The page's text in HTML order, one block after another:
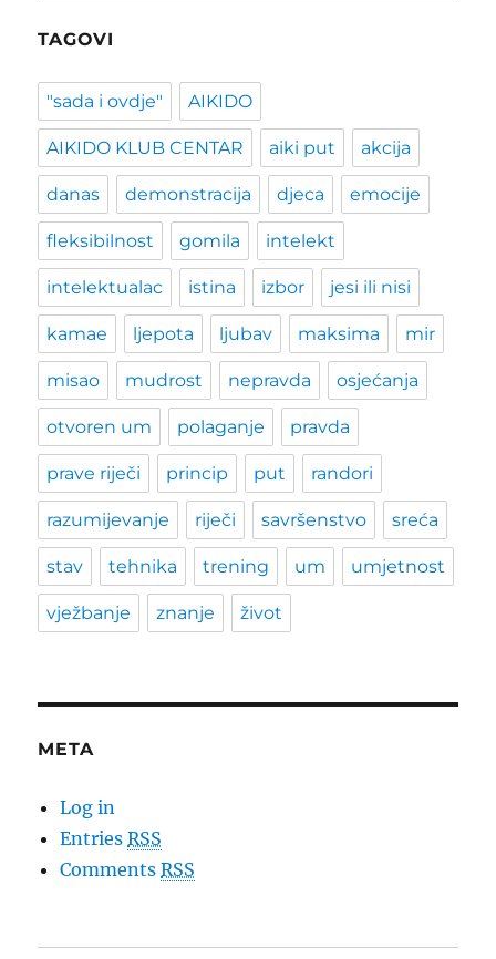
TAGOVI
"sada i ovdje" AIKIDO
AIKIDO KLUB CENTAR aiki put akcija
danas demonstracija djeca emocije
fleksibilnost gomila intelekt
intelektualac istina izbor jesi ili nisi
kamae ljepota ljubav maksima mir
misao mudrost nepravda osjećanja
otvoren um polaganje pravda
prave riječi princip put randori
razumijevanje riječi savršenstvo sreća
stav tehnika trening um umjetnost
vježbanje znanje život
META
Log in
EntriesRSS
CommentsRSS